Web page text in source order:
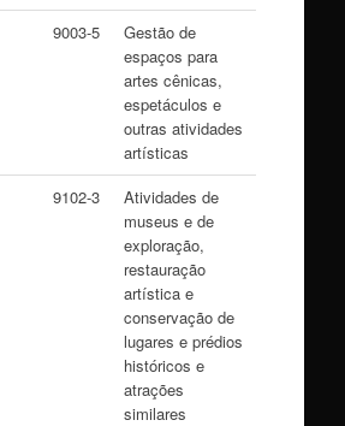
9003-5
Gestão de
espaços para
artes cênicas,
espetáculos e
outras atividades
artísticas
9102-3
Atividades de
museus e de
exploração,
restauração
artística e
conservação de
lugares e prédios
históricos e
atrações
similares